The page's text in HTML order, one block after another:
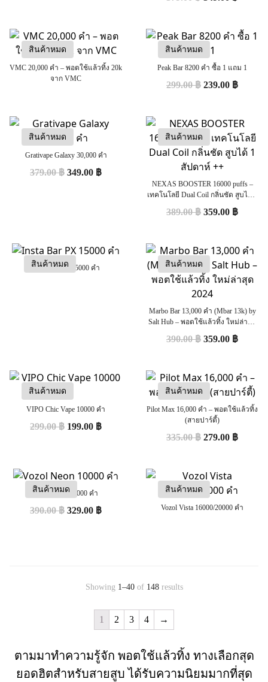
สินค้าหมด
VMC 20,000 คำ – พอตใช้แล้วทิ้ง 20k
จาก VMC
สินค้าหมด
Peak Bar 8200 คำ ซื้อ 1 แถม 1
299.00฿ 239.00 ฿
สินค้าหมด
Grativape Galaxy 30,000 คำ
379.00฿ 349.00 ฿
สินค้าหมด
NEXAS BOOSTER 16000 puffs –
เทคโนโลยี Dual Coil กลิ่นชัด สูบได้ 1
389.00฿ 359.00 ฿
สินค้าหมด
Insta Bar PX 15000 คำ สินค้าหมด
Marbo Bar 13,000 คำ (Mbar 13k) by
Salt Hub – พอตใช้แล้วทิ้ง ใหม่ล่าสุด
390.00฿ 359.00 ฿
สินค้าหมด
VIPO Chic Vape 10000 คำ
299.00฿ 199.00 ฿
สินค้าหมด
Pilot Max 16,000 คำ – พอตใช้แล้วทิ้ง
(สายปาร์ตี้)
335.00฿ 279.00 ฿
สินค้าหมด
Vozol Neon 10000 คำ
390.00฿ 329.00 ฿
สินค้าหมด
Vozol Vista 16000/20000 คำ
Showing 1–40of 148results
1 2 3 4 →
ตามมาทำความรู้จัก พอตใช้แล้วทิ้ง ทางเลือกสุด
ยอดฮิตสำหรับสายสูบ ได้รับความนิยมมากที่สุด